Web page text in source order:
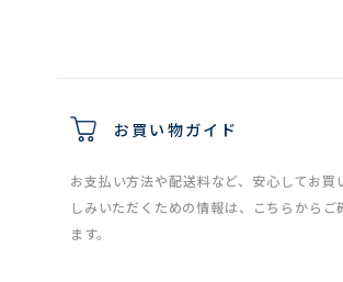
お買い物ガイド
お支払い方法や配送料など、安心してお買
しみいただくための情報は、こちらからご
ます。